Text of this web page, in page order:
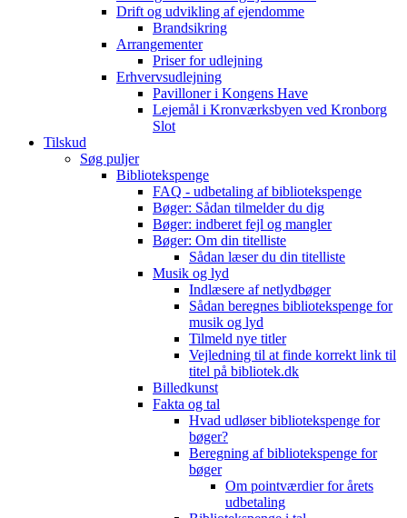
Drift og udvikling af ejendomme
Brandsikring
Arrangementer
Priser for udlejning
Erhvervsudlejning
Pavilloner i Kongens Have
Lejemål i Kronværksbyen ved Kronborg
Slot
Tilskud
Søg puljer
Bibliotekspenge
FAQ - udbetaling af bibliotekspenge
Bøger: Sådan tilmelder du dig
Bøger: indberet fejl og mangler
Bøger: Om din titelliste
Sådan læser du din titelliste
Musik og lyd
Indlæsere af netlydbøger
Sådan beregnes bibliotekspenge for
musik og lyd
Tilmeld nye titler
Vejledning til at finde korrekt link til
titel på bibliotek.dk
Billedkunst
Fakta og tal
Hvad udløser bibliotekspenge for
bøger?
Beregning af bibliotekspenge for
bøger
Om pointværdier for årets
udbetaling